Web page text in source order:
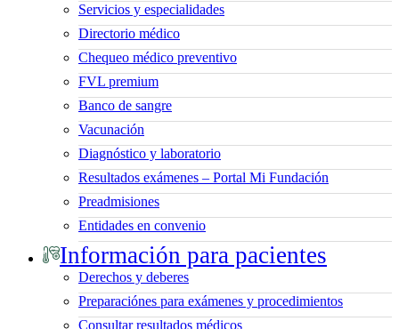
Servicios y especialidades
Directorio médico
Chequeo médico preventivo
FVL premium
Banco de sangre
Vacunación
Diagnóstico y laboratorio
Resultados exámenes – Portal Mi Fundación
Preadmisiones
Entidades en convenio
Información para pacientes
Derechos y deberes
Preparaciónes para exámenes y procedimientos
Consultar resultados médicos